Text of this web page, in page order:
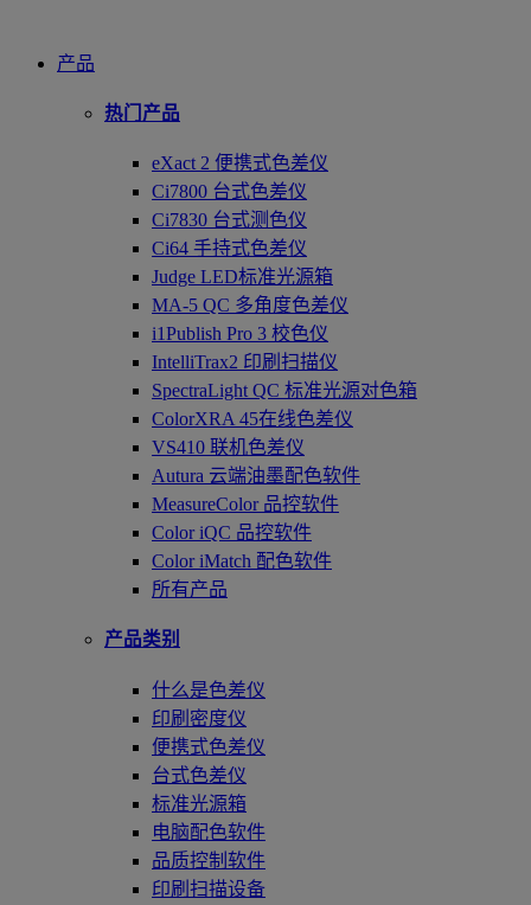
产品
热门产品
eXact 2 便携式色差仪
Ci7800 台式色差仪
Ci7830 台式测色仪
Ci64 手持式色差仪
Judge LED标准光源箱
MA-5 QC 多角度色差仪
i1Publish Pro 3 校色仪
IntelliTrax2 印刷扫描仪
SpectraLight QC 标准光源对色箱
ColorXRA 45在线色差仪
VS410 联机色差仪
Autura 云端油墨配色软件
MeasureColor 品控软件
Color iQC 品控软件
Color iMatch 配色软件
所有产品
产品类别
什么是色差仪
印刷密度仪
便携式色差仪
台式色差仪
标准光源箱
电脑配色软件
品质控制软件
印刷扫描设备